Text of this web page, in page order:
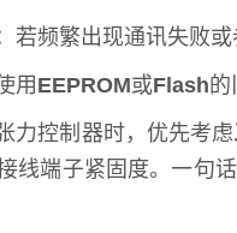
若频繁出现通讯失败
用 EEPROM或Flash
力控制器时，优先考虑
线端子紧固度。一句话